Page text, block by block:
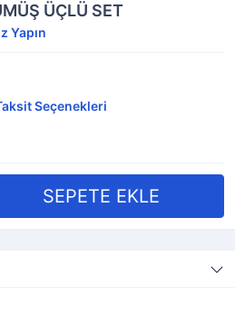
ÜÇLÜ SET
Yapın
Seçenekleri